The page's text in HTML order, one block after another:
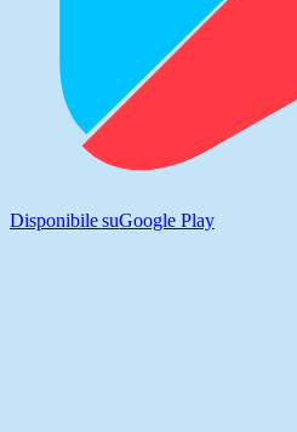
Disponibile suGoogle Play